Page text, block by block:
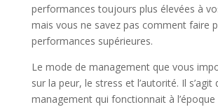
performances toujours plus élevées à
mais vous ne savez pas comment faire
performances supérieures.
Le mode de management que vous
sur la peur, le stress et l’autorité. Il s’agit
management qui fonctionnait à l’époque